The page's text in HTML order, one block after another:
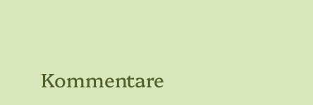
Kommentare